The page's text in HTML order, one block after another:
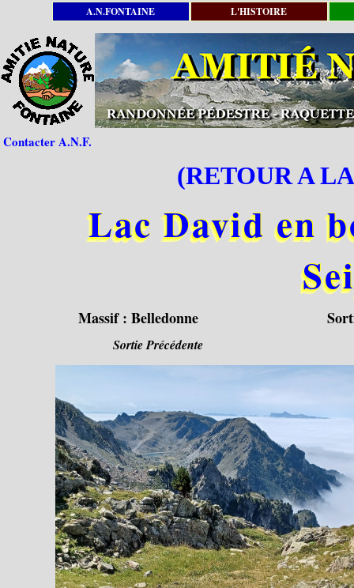
A.N.FONTAINE L'HISTOIRE
Contacter A.N.F.
(RETOUR A
Lac David en
Massif : Belledonne
Sortie Précédente